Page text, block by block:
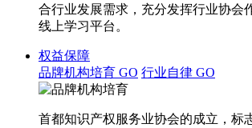
合行业发展需求，充分发挥行业协会
线上学习平台。
权益保障
品牌机构培育 GO 行业自律 GO
首都知识产权服务业协会的成立，标